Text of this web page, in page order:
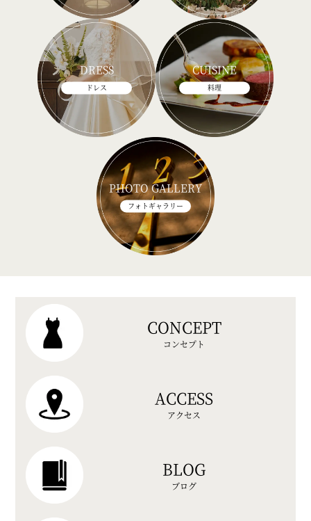
DRESS
ドレス
CUISINE
料理
PHOTO GALLERY
フォトギャラリー
CONCEPT
コンセプト
ACCESS
アクセス
BLOG
ブログ